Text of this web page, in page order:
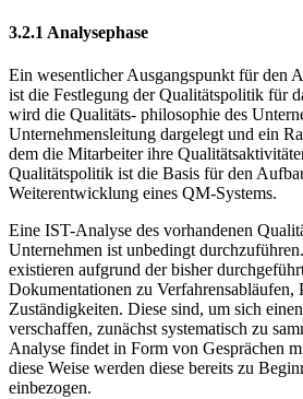
3.2.1 Analysephase
Ein wesentlicher Ausgangspunkt für den
ist die Festlegung der Qualitätspolitik für
wird die Qualitäts- philosophie des
Unternehmensleitung dargelegt und ein
dem die Mitarbeiter ihre
Qualitätspolitik ist die Basis für den
Weiterentwicklung eines QM-Systems.
Eine IST-Analyse des vorhandenen
Unternehmen ist unbedingt
existieren aufgrund der bisher
Dokumentationen zu Verfahrensabläufen,
Zuständigkeiten. Diese sind, um sich
verschaffen, zunächst systematisch zu
Analyse findet in Form von Gesprächen
diese Weise werden diese bereits zu
einbezogen.